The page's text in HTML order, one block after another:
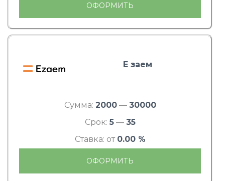
ОФОРМИТЬ
Е заем
Сумма: 2000— 30000
Срок: 5— 35
Ставка: от 0.00 %
ОФОРМИТЬ